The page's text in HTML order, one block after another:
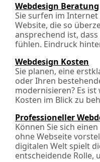
Webdesign Beratung
Sie surfen im
Website, die so
ansprechend ist,
fühlen. Eindruck
Webdesign Kosten
Sie planen, eine
oder Ihren
modernisieren? Es
Kosten im Blick zu
Professioneller
Können Sie sich
ohne Webseite
digitalen Welt spielt
entscheidende Rolle,